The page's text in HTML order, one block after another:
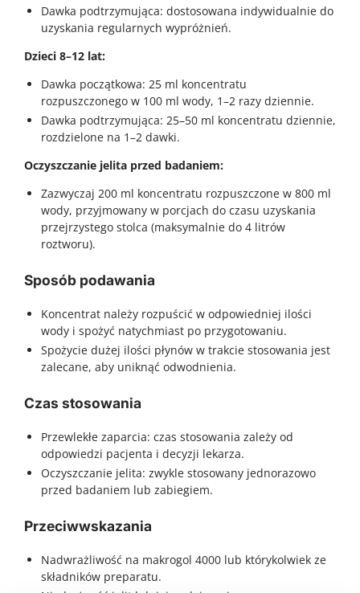
Dawka podtrzymująca: dostosowana indywidualnie do
uzyskania regularnych wypróżnień.
Dzieci 8–12 lat:
Dawka początkowa: 25 ml koncentratu
rozpuszczonego w 100 ml wody, 1–2 razy dziennie.
Dawka podtrzymująca: 25–50 ml koncentratu dziennie,
rozdzielone na 1–2 dawki.
Oczyszczanie jelita przed badaniem:
Zazwyczaj 200 ml koncentratu rozpuszczone w 800 ml
wody, przyjmowany w porcjach do czasu uzyskania
przejrzystego stolca (maksymalnie do 4 litrów
roztworu).
Sposób podawania
Koncentrat należy rozpuścić w odpowiedniej ilości
wody i spożyć natychmiast po przygotowaniu.
Spożycie dużej ilości płynów w trakcie stosowania jest
zalecane, aby uniknąć odwodnienia.
Czas stosowania
Przewlekłe zaparcia: czas stosowania zależy od
odpowiedzi pacjenta i decyzji lekarza.
Oczyszczanie jelita: zwykle stosowany jednorazowo
przed badaniem lub zabiegiem.
Przeciwwskazania
Nadwrażliwość na makrogol 4000 lub którykolwiek ze
składników preparatu.